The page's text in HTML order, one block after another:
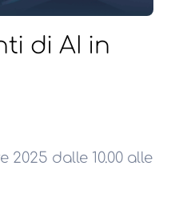
di AI in
2025 dalle 10.00 alle